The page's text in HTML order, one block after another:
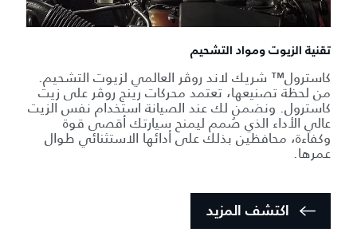
تقنية الزيوت ومواد التشحيم
كاسترول™ شريك لاند روڤر العالمي لزيوت التشحيم.
من لحظة تصنيعها، تعتمد محركات رينج روڤر على زيت
كاسترول. ونضمن لك عند الصيانة استخدام نفس الزيت
عالي الأداء الذي صُمم ليمنح سيارتك أقصى قوة
وكفاءة، محافظين بذلك على أدائها الاستثنائي طوال
عمرها.
اكتشف المزيد